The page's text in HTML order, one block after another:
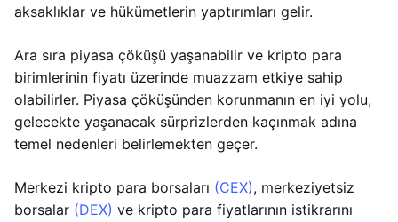
aksaklıklar ve hükümetlerin yaptırımları gelir.
Ara sıra piyasa çöküşü yaşanabilir ve kripto para
birimlerinin fiyatı üzerinde muazzam etkiye sahip
olabilirler. Piyasa çöküşünden korunmanın en iyi yolu,
gelecekte yaşanacak sürprizlerden kaçınmak adına
temel nedenleri belirlemekten geçer.
Merkezi kripto para borsaları (CEX), merkeziyetsiz
borsalar (DEX) ve kripto para fiyatlarının istikrarını